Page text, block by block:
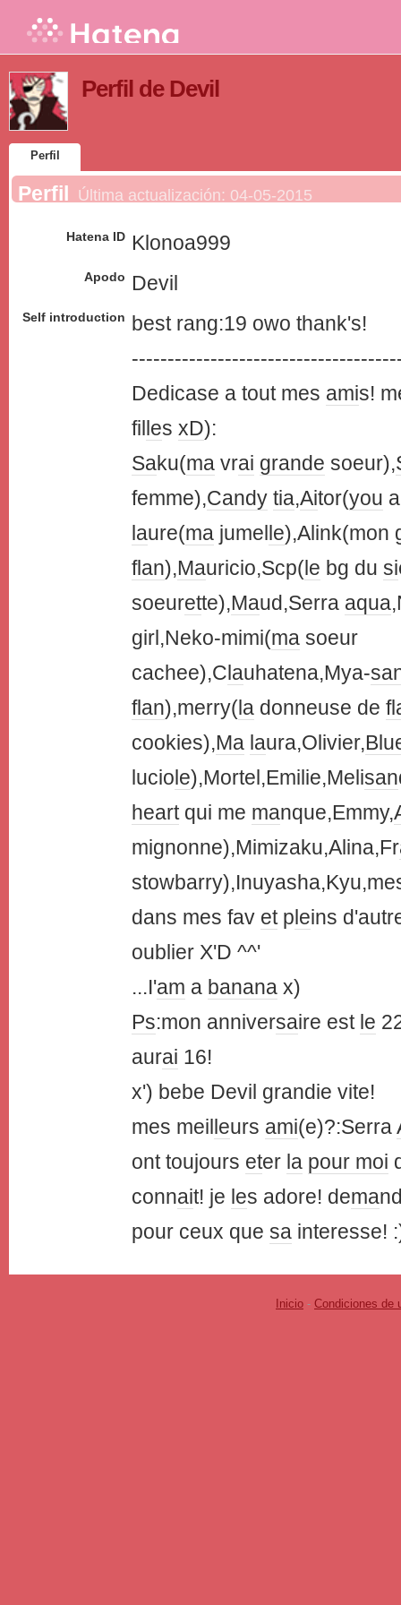
Perfil de Devil
Perfil
Perfil Última actualización: 04-05-2015
Hatena ID Klonoa999
Apodo Devil
Self introduction
best rang:19 owo thank's!
Dedicase a tout mes amis!
fil les xD):
Saku(ma vrai grande soeur),
femme),Candy tia,Aitor(you
laure(ma jumel le),Alink(mon
flan),Mauricio,Scp( le bg du si
soeurette),Maud,Serra aqua
girl,Neko-mimi(ma soeur
cachee),C lauhatena,Mya-
flan),merry( la donneuse de
cookies),Ma laura,Olivier,
lucio le),Mortel,Emilie,Melisan
heartqui me manque,Emmy,
mignonne),Mimizaku,Alina,Fr
dans mes fav etp leins
oublier X'D ^^'
...I'am a banana x)
Ps:mon anniversaire est le
aurai 16!
x') bebe Devil grandie vite!
mes meil leurs ami(e)?:Serra
ont toujours eter la pour moi
connait! je les adore! dema
pour ceux que sa interesse!
Inicio - Condiciones de